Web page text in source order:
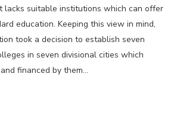
lacks suitable institutions which can offer
education. Keeping this view in mind,
took a decision to establish seven
in seven divisional cities which
financed by them...